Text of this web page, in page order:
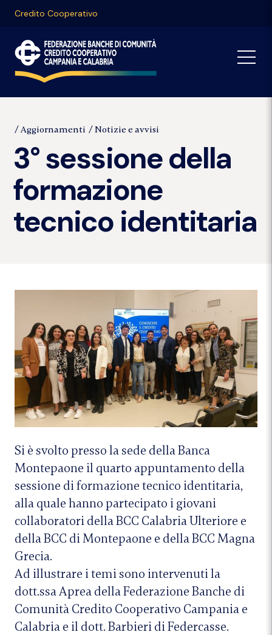
Credito Cooperativo
Aggiornamenti Notizie e avvisi
3° sessione della
formazione
tecnico identitaria
Si è svolto presso la sede della Banca
Montepaone il quarto appuntamento della
sessione di formazione tecnico identitaria,
alla quale hanno partecipato i giovani
collaboratori della BCC Calabria Ulteriore e
della BCC di Montepaone e della BCC Magna
Grecia.
Ad illustrare i temi sono intervenuti la
dott.ssa Aprea della Federazione Banche di
Comunità Credito Cooperativo Campania e
Calabria e il dott. Barbieri di Federcasse.